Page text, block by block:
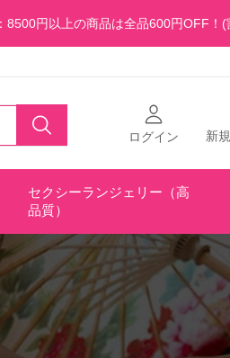
8500円以上の商品は全品600円OFF！
ログイン 新
セクシーランジェリー（高
品質）